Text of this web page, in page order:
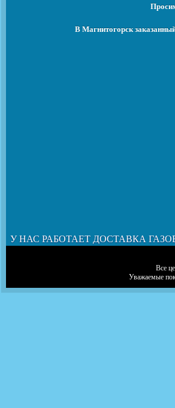
В Магнитогорск
У НАС РАБОТАЕТ ДОСТАВКА
Все
Уважаемые